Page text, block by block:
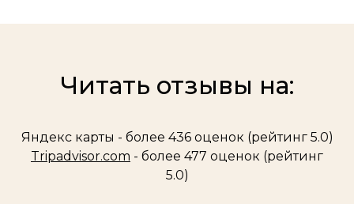
Читать отзывы на:
Яндекс карты - более 436 оценок (рейтинг 5.0)
Tripadvisor.com - более 477 оценок (рейтинг
5.0)